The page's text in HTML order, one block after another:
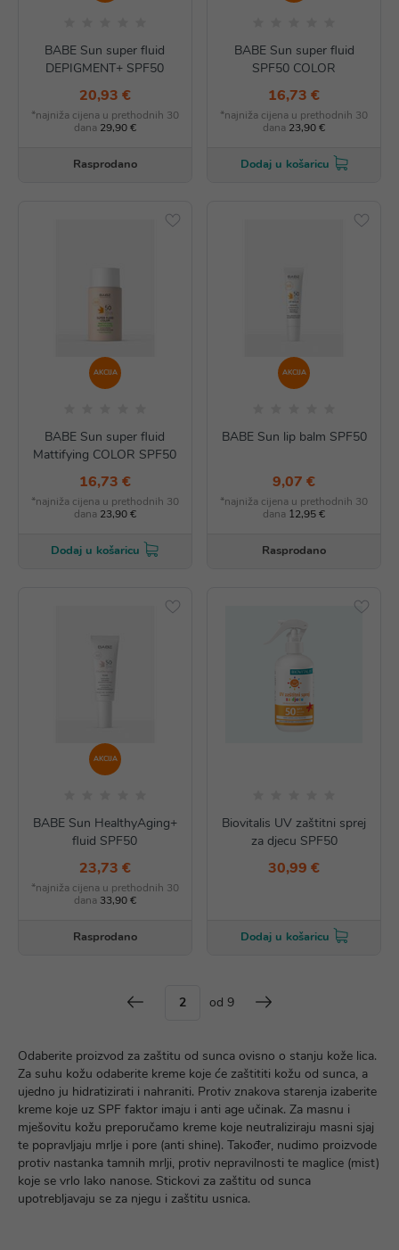
BABE Sun super fluid
DEPIGMENT+ SPF50
20,93 €
*najniža cijena u prethodnih 30
dana 29,90 €
Rasprodano
BABE Sun super fluid
SPF50 COLOR
16,73 €
*najniža cijena u prethodnih 30
dana 23,90 €
Dodaj u košaricu
AKCIJA
BABE Sun super fluid
Mattifying COLOR SPF50
16,73 €
*najniža cijena u prethodnih 30
dana 23,90 €
Dodaj u košaricu
AKCIJA
BABE Sun lip balm SPF50
9,07 €
*najniža cijena u prethodnih 30
dana 12,95 €
Rasprodano
AKCIJA
BABE Sun HealthyAging+
fluid SPF50
23,73 €
*najniža cijena u prethodnih 30
dana 33,90 €
Rasprodano
Biovitalis UV zaštitni sprej
za djecu SPF50
30,99 €
Dodaj u košaricu
od 9
Odaberite proizvod za zaštitu od sunca ovisno o stanju kože lica.
Za suhu kožu odaberite kreme koje će zaštititi kožu od sunca, a
ujedno ju hidratizirati i nahraniti. Protiv znakova starenja izaberite
kreme koje uz SPF faktor imaju i anti age učinak. Za masnu i
mješovitu kožu preporučamo kreme koje neutraliziraju masni sjaj
te popravljaju mrlje i pore (anti shine). Također, nudimo proizvode
protiv nastanka tamnih mrlji, protiv nepravilnosti te maglice (mist)
koje se vrlo lako nanose. Stickovi za zaštitu od sunca
upotrebljavaju se za njegu i zaštitu usnica.